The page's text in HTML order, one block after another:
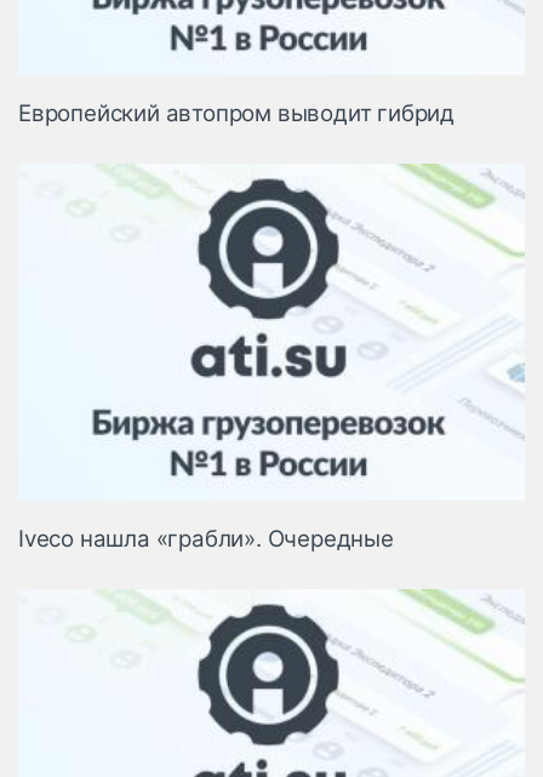
Европейский автопром выводит гибрид
Iveco нашла «грабли». Очередные